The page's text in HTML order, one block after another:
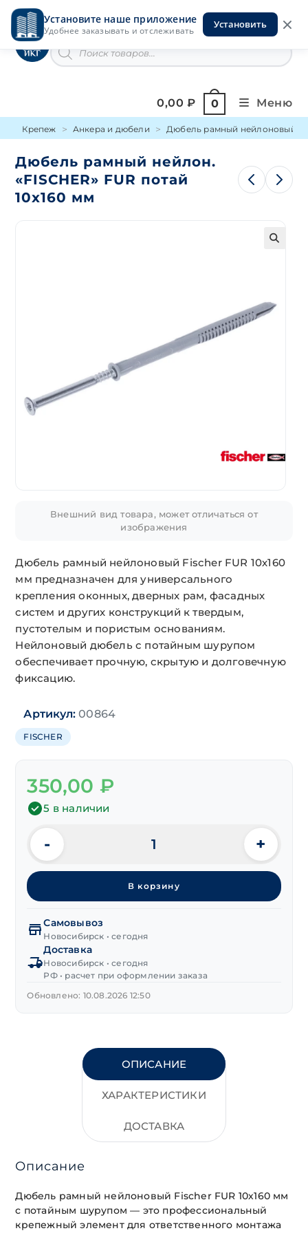
Установите наше приложение
Удобнее заказывать и отслеживать
Установить
Перейти
содержимомуИнструменты на Горской
товаров
0,00₽ 0 Меню
Крепеж Анкера и дюбели Дюбель рамный нейлоновый
Дюбель рамный нейлон.
«FISCHER» FUR потай
10х160 мм
Внешний вид товара, может отличаться от
изображения
Дюбель рамный нейлоновый Fischer FUR 10х160
мм предназначен для универсального
крепления оконных, дверных рам, фасадных
систем и других конструкций к твердым,
пустотелым и пористым основаниям.
Нейлоновый дюбель с потайным шурупом
обеспечивает прочную, скрытую и долговечную
фиксацию.
Артикул: 00864
FISCHER
350,00 ₽
5 в наличии
Количество
товара
Дюбель
рамный
"FISCHER"
FUR
потай
10х160 мм
- +
В корзину
Самовывоз
Новосибирск • сегодня
Доставка
Новосибирск • сегодня
РФ • расчет при оформлении заказа
Обновлено: 10.08.2026 12:50
ОПИСАНИЕ
ХАРАКТЕРИСТИКИ
ДОСТАВКА
Описание
Дюбель рамный нейлоновый Fischer FUR 10х160 мм
с потайным шурупом — это профессиональный
крепежный элемент для ответственного монтажа